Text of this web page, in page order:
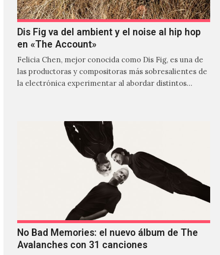
Dis Fig va del ambient y el noise al hip hop
en «The Account»
Felicia Chen, mejor conocida como Dis Fig, es una de
las productoras y compositoras más sobresalientes de
la electrónica experimentar al abordar distintos
No Bad Memories: el nuevo álbum de The
Avalanches con 31 canciones